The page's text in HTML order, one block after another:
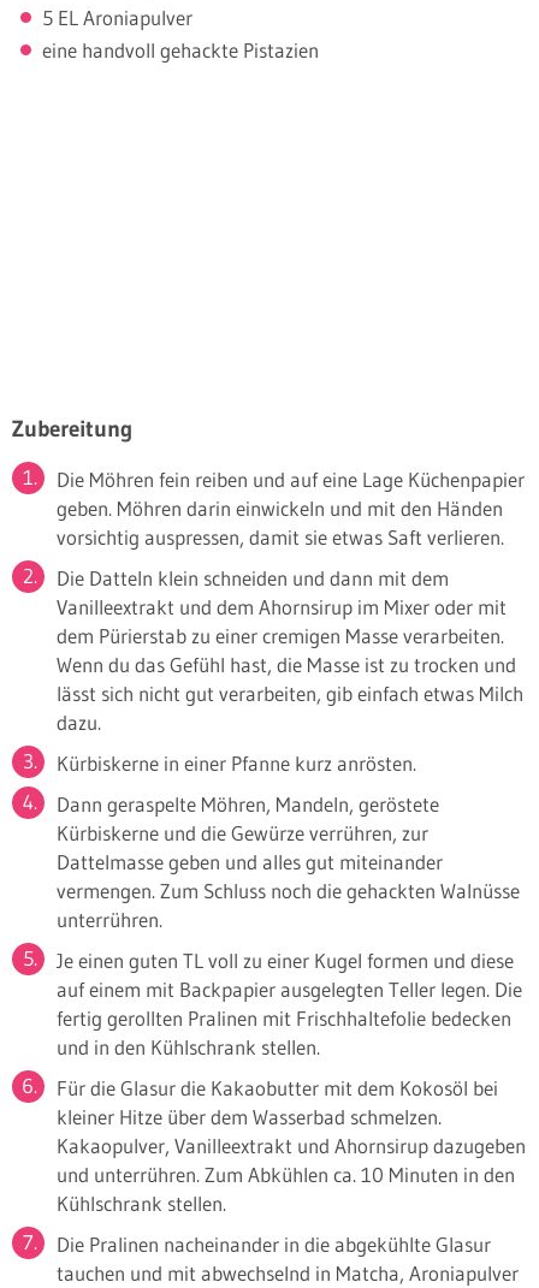
5 EL Aroniapulver
eine handvoll gehackte Pistazien
Zubereitung
Die Möhren fein reiben und auf eine Lage Küchenpapier
geben. Möhren darin einwickeln und mit den Händen
vorsichtig auspressen, damit sie etwas Saft verlieren.
Die Datteln klein schneiden und dann mit dem
Vanilleextrakt und dem Ahornsirup im Mixer oder mit
dem Pürierstab zu einer cremigen Masse verarbeiten.
Wenn du das Gefühl hast, die Masse ist zu trocken und
lässt sich nicht gut verarbeiten, gib einfach etwas Milch
dazu.
Kürbiskerne in einer Pfanne kurz anrösten.
Dann geraspelte Möhren, Mandeln, geröstete
Kürbiskerne und die Gewürze verrühren, zur
Dattelmasse geben und alles gut miteinander
vermengen. Zum Schluss noch die gehackten Walnüsse
unterrühren.
Je einen guten TL voll zu einer Kugel formen und diese
auf einem mit Backpapier ausgelegten Teller legen. Die
fertig gerollten Pralinen mit Frischhaltefolie bedecken
und in den Kühlschrank stellen.
Für die Glasur die Kakaobutter mit dem Kokosöl bei
kleiner Hitze über dem Wasserbad schmelzen.
Kakaopulver, Vanilleextrakt und Ahornsirup dazugeben
und unterrühren. Zum Abkühlen ca. 10 Minuten in den
Kühlschrank stellen.
Die Pralinen nacheinander in die abgekühlte Glasur
tauchen und mit abwechselnd in Matcha, Aroniapulver